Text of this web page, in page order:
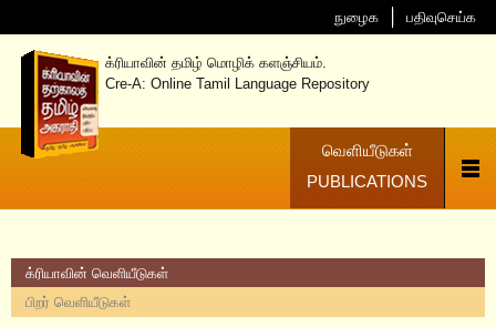
க்ரியாவின் தமிழ் மொழிக் களஞ்சியம்.
Cre-A: Online Tamil Language Repository
வெளியீடுகள்
PUBLICATIONS
நுழைக பதிவுசெய்க
க்ரியாவின் வெளியீடுகள்
பிறர் வெளியீடுகள்